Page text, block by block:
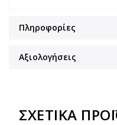
Πληροφορίες
Αξιολογήσεις
ΣΧΕΤΙΚΆ